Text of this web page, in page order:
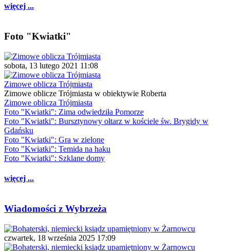
więcej ...
Foto "Kwiatki"
sobota, 13 lutego 2021 11:08
Zimowe oblicza Trójmiasta
Zimowe oblicze Trójmiasta w obiektywie Roberta
Zimowe oblicza Trójmiasta
Foto "Kwiatki": Zima odwiedziła Pomorze
Foto "Kwiatki": Bursztynowy ołtarz w kościele św. Brygidy w
Gdańsku
Foto "Kwiatki": Gra w zielone
Foto "Kwiatki": Temida na haku
Foto "Kwiatki": Szklane domy
więcej ...
Wiadomości z Wybrzeża
czwartek, 18 września 2025 17:09